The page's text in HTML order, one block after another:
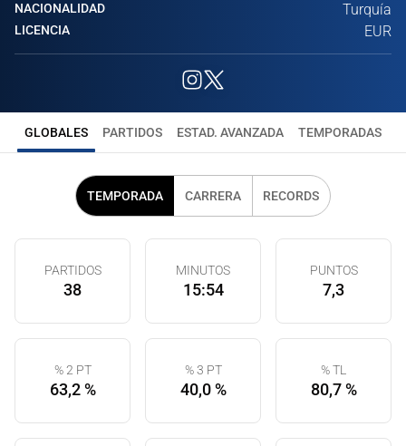
NACIONALIDAD Turquía
LICENCIA EUR
GLOBALES PARTIDOS ESTAD. AVANZADA TEMPORADAS
TEMPORADA CARRERA RECORDS
PARTIDOS
38
MINUTOS
15:54
PUNTOS
7,3
% 2 PT
63,2 %
% 3 PT
40,0 %
% TL
80,7 %